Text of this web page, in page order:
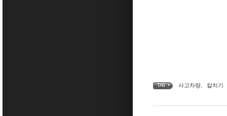
TAG • 사고차량 칼치기